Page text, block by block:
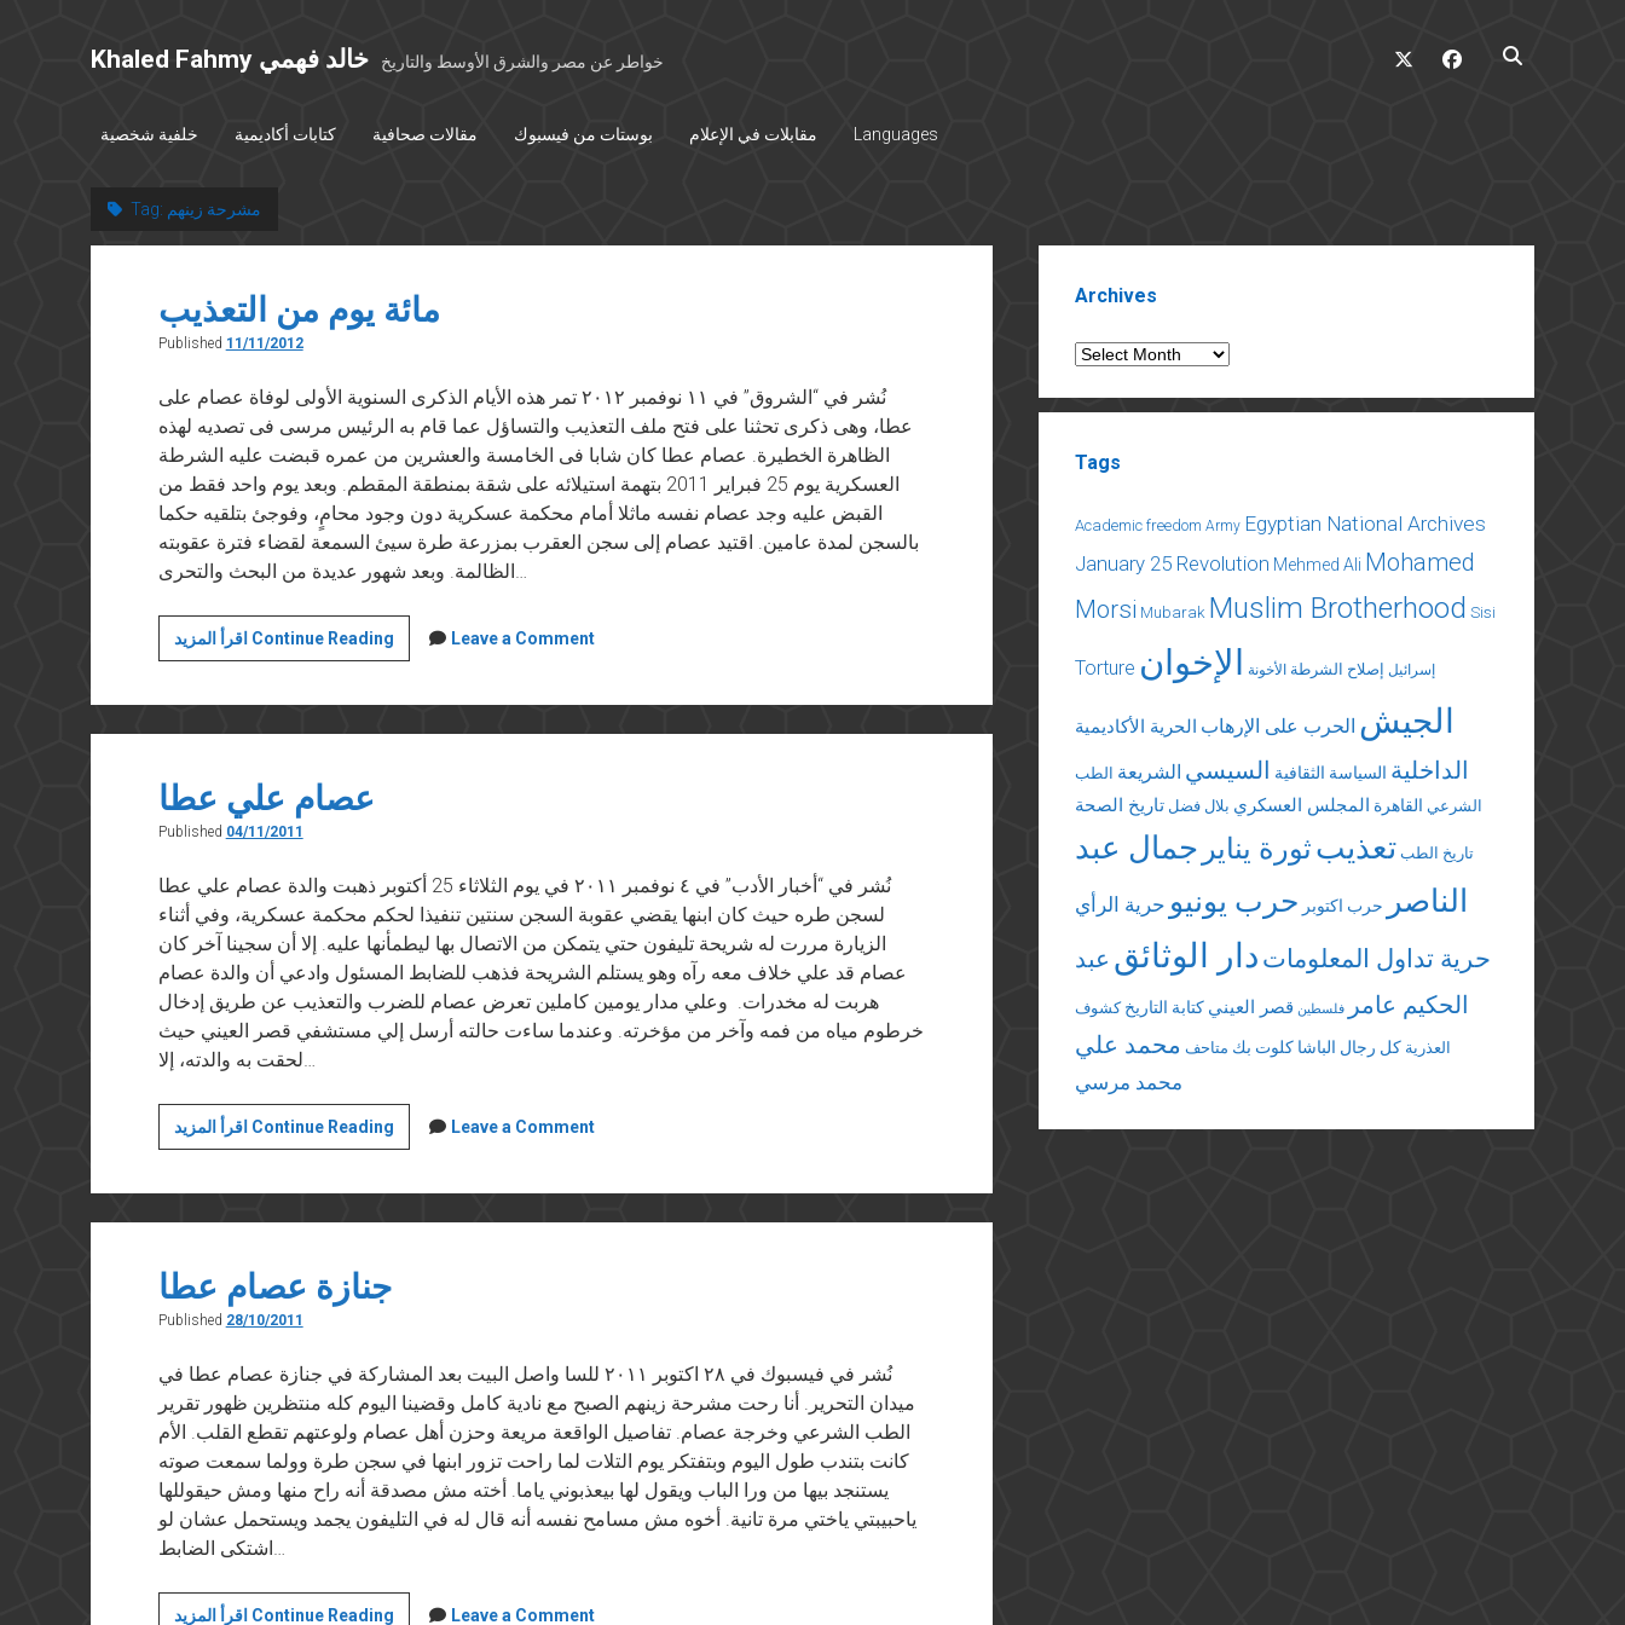
Khaled Fahmy خالد فهمي خواطر عن مصر والشرق الأوسط والتاريخ
twitter facebook
خلفية شخصية كتابات أكاديمية مقالات صحافية بوستات من فيسبوك مقابلات في الإعلام Languages
Tag: مشرحة زينهم
مائة يوم من التعذيب
Published 11/11/2012
نُشر في “الشروق” في ١١ نوفمبر ٢٠١٢ تمر هذه الأيام الذكرى السنوية الأولى لوفاة عصام على
عطا، وهى ذكرى تحثنا على فتح ملف التعذيب والتساؤل عما قام به الرئيس مرسى فى تصديه لهذه
الظاهرة الخطيرة. عصام عطا كان شابا فى الخامسة والعشرين من عمره قبضت عليه الشرطة
العسكرية يوم 25 فبراير 2011 بتهمة استيلائه على شقة بمنطقة المقطم. وبعد يوم واحد فقط من
القبض عليه وجد عصام نفسه ماثلا أمام محكمة عسكرية دون وجود محامٍ، وفوجئ بتلقيه حكما
بالسجن لمدة عامين. اقتيد عصام إلى سجن العقرب بمزرعة طرة سيئ السمعة لقضاء فترة عقوبته
الظالمة. وبعد شهور عديدة من البحث والتحرى…
اقرأ المزيد Continue Readingمائة
يوم
Leave a Comment
عصام علي عطا
Published 04/11/2011
نُشر في “أخبار الأدب” في ٤ نوفمبر ٢٠١١ في يوم الثلاثاء 25 أكتوبر ذهبت والدة عصام علي عطا
لسجن طره حيث كان ابنها يقضي عقوبة السجن سنتين تنفيذا لحكم محكمة عسكرية، وفي أثناء
الزيارة مررت له شريحة تليفون حتي يتمكن من الاتصال بها ليطمأنها عليه. إلا أن سجينا آخر كان
عصام قد علي خلاف معه رآه وهو يستلم الشريحة فذهب للضابط المسئول وادعي أن والدة عصام
هربت له مخدرات. وعلي مدار يومين كاملين تعرض عصام للضرب والتعذيب عن طريق إدخال
خرطوم مياه من فمه وآخر من مؤخرته. وعندما ساءت حالته أرسل إلي مستشفي قصر العيني حيث
لحقت به والدته، إلا…
اقرأ المزيد Continue Readingعصام
علي
Leave a Comment
جنازة عصام عطا
Published 28/10/2011
نُشر في فيسبوك في ٢٨ اكتوبر ٢٠١١ للسا واصل البيت بعد المشاركة في جنازة عصام عطا في
ميدان التحرير. أنا رحت مشرحة زينهم الصبح مع نادية كامل وقضينا اليوم كله منتظرين ظهور تقرير
الطب الشرعي وخرجة عصام. تفاصيل الواقعة مريعة وحزن أهل عصام ولوعتهم تقطع القلب. الأم
كانت بتندب طول اليوم وبتفتكر يوم التلات لما راحت تزور ابنها في سجن طرة وولما سمعت صوته
يستنجد بيها من ورا الباب ويقول لها بيعذبوني ياما. أخته مش مصدقة أنه راح منها ومش حيقوللها
ياحبيبتي ياختي مرة تانية. أخوه مش مسامح نفسه أنه قال له في التليفون يجمد ويستحمل عشان لو
اشتكى الضابط…
اقرأ المزيد Continue Readingجنازة Leave a Comment
Archives
Archives
Tags
Academic freedom Army Egyptian National Archives
January 25 Revolution Mehmed Ali Mohamed
Morsi Mubarak Muslim Brotherhood Sisi
Torture إسرائيل إصلاح الشرطة الأخونة الإخوان
الجيش الحرب على الإرهاب الحرية الأكاديمية
الداخلية السياسة الثقافية السيسي الشريعة الطب
الشرعي القاهرة المجلس العسكري بلال فضل تاريخ الصحة
تاريخ الطب تعذيبثورة يناير جمال عبد
الناصر
حرب اكتوبر حرب يونيو حرية الرأي
حرية تداول المعلومات دار الوثائق عبد
الحكيم عامر
فلسطين قصر العيني كتابة التاريخ كشوف
العذرية كل رجال الباشا كلوت بك متاحف محمد علي
محمد مرسي